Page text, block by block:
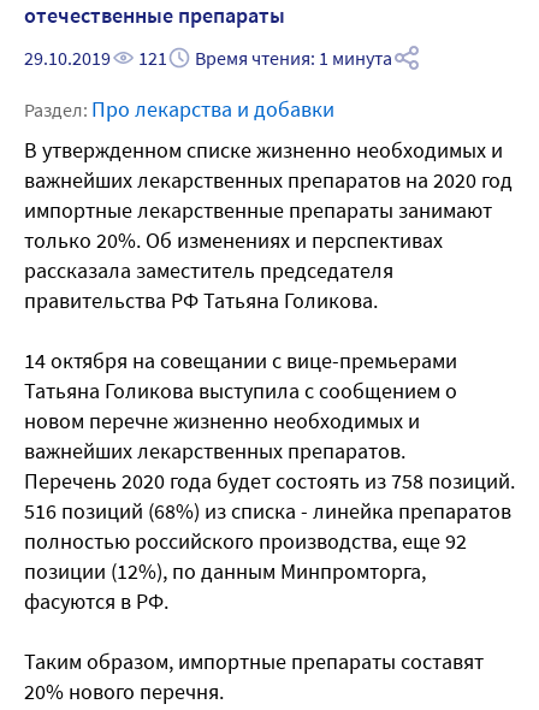
отечественные препараты
29.10.2019 121 Время чтения: 1 минута
Раздел: Про лекарства и добавки
В утвержденном списке жизненно необходимых и
важнейших лекарственных препаратов на 2020 год
импортные лекарственные препараты занимают
только 20%. Об изменениях и перспективах
рассказала заместитель председателя
правительства РФ Татьяна Голикова.
14 октября на совещании с вице-премьерами
Татьяна Голикова выступила с сообщением о
новом перечне жизненно необходимых и
важнейших лекарственных препаратов.
Перечень 2020 года будет состоять из 758 позиций.
516 позиций (68%) из списка - линейка препаратов
полностью российского производства, еще 92
позиции (12%), по данным Минпромторга,
фасуются в РФ.
Таким образом, импортные препараты составят
20% нового перечня.